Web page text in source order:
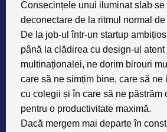
Consecințele unui iluminat slab se
deconectare de la ritmul normal de
De la job-ul într-un startup
până la clădirea cu design-ul atent
multinaționalei, ne dorim birouri
care să ne simțim bine, care să
cu colegii și în care să ne păstrăm
pentru o productivitate maximă.
Dacă mergem mai departe în